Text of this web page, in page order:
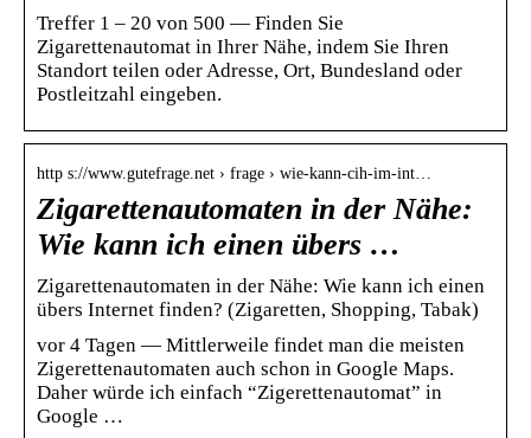
Treffer 1 – 20 von 500 — Finden Sie
Zigarettenautomat in Ihrer Nähe, indem Sie Ihren
Standort teilen oder Adresse, Ort, Bundesland oder
Postleitzahl eingeben.
http s://www.gutefrage.net › frage › wie-kann-cih-im-int…
Zigarettenautomaten in der Nähe:
Wie kann ich einen übers …
Zigarettenautomaten in der Nähe: Wie kann ich einen
übers Internet finden? (Zigaretten, Shopping, Tabak)
vor 4 Tagen — Mittlerweile findet man die meisten
Zigerettenautomaten auch schon in Google Maps.
Daher würde ich einfach “Zigerettenautomat” in
Google …